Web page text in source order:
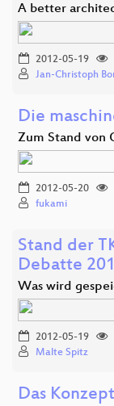
A better
2012-05-19
Jan-Christoph
Die
Zum Stand von
2012-05-20
fukami
Stand der
Debatte
Was wird
2012-05-19
Malte Spitz
Das